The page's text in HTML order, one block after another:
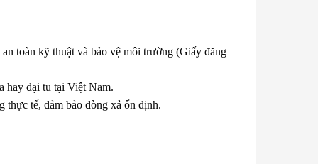
toàn kỹ thuật và bảo vệ môi trường (Giấy đăng
hay đại tu tại Việt Nam.
tế, đảm bảo dòng xả ổn định.